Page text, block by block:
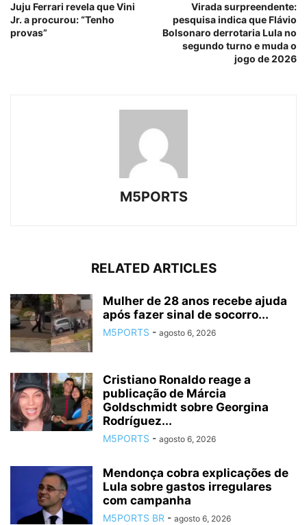
Juju Ferrari revela que Vini
Jr. a procurou: “Tenho
provas”
Virada surpreendente:
pesquisa indica que Flávio
Bolsonaro derrotaria Lula no
segundo turno e muda o
jogo de 2026
M5PORTS
RELATED ARTICLES
Mulher de 28 anos recebe ajuda
após fazer sinal de socorro...
M5PORTS - agosto 6, 2026
Cristiano Ronaldo reage a
publicação de Márcia
Goldschmidt sobre Georgina
Rodríguez...
M5PORTS - agosto 6, 2026
Mendonça cobra explicações de
Lula sobre gastos irregulares
com campanha
M5PORTS BR - agosto 6, 2026